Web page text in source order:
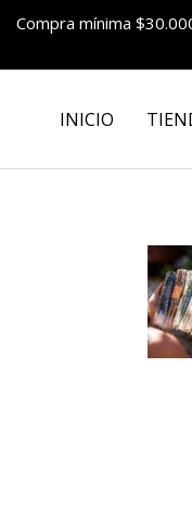
Compra mínima
INICIO